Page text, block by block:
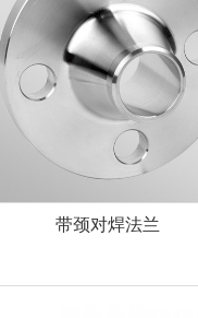
带颈对焊法兰